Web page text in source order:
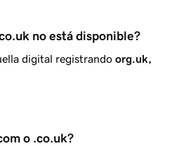
no está disponible?
digital registrando org.uk,
o .co.uk?